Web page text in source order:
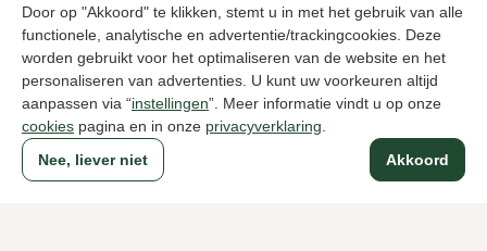
Door op "Akkoord" te klikken, stemt u in met het gebruik van alle
functionele, analytische en advertentie/trackingcookies. Deze
worden gebruikt voor het optimaliseren van de website en het
personaliseren van advertenties. U kunt uw voorkeuren altijd
aanpassen via “instellingen”. Meer informatie vindt u op onze
cookies pagina en in onze privacyverklaring
Akkoord
Nee, liever niet
219,95 139,95
Naar alle producten